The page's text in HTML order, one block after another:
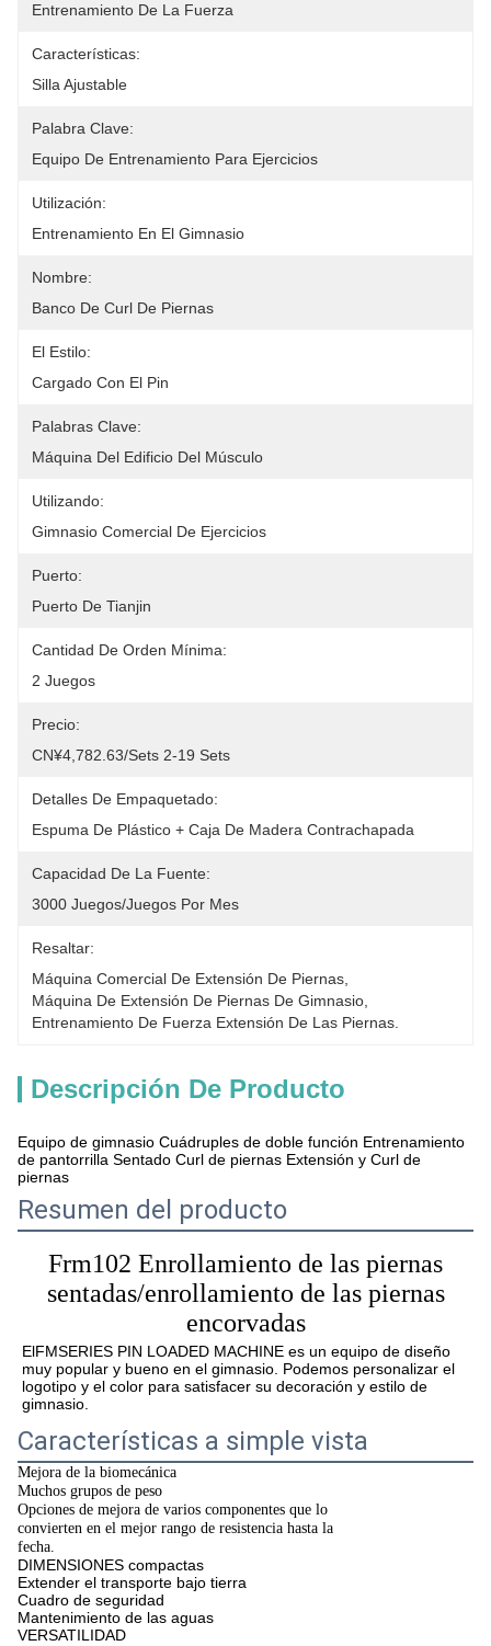
Entrenamiento De La Fuerza
Características:
Silla Ajustable
Palabra Clave:
Equipo De Entrenamiento Para Ejercicios
Utilización:
Entrenamiento En El Gimnasio
Nombre:
Banco De Curl De Piernas
El Estilo:
Cargado Con El Pin
Palabras Clave:
Máquina Del Edificio Del Músculo
Utilizando:
Gimnasio Comercial De Ejercicios
Puerto:
Puerto De Tianjin
Cantidad De Orden Mínima:
2 Juegos
Precio:
CN¥4,782.63/sets 2-19 Sets
Detalles De Empaquetado:
Espuma De Plástico + Caja De Madera Contrachapada
Capacidad De La Fuente:
3000 Juegos/juegos Por Mes
Resaltar:
Máquina Comercial De Extensión De Piernas
Máquina De Extensión De Piernas De Gimnasio
Entrenamiento De Fuerza Extensión De Las Piernas.
Descripción De Producto
Equipo de gimnasio Cuádruples de doble función Entrenamiento
de pantorrilla Sentado Curl de piernas Extensión y Curl de
piernas
Resumen del producto
Frm102 Enrollamiento de las piernas
sentadas/enrollamiento de las piernas
encorvadas
ElFMSERIES PIN LOADED MACHINE es un equipo de diseño
muy popular y bueno en el gimnasio. Podemos personalizar el
logotipo y el color para satisfacer su decoración y estilo de
gimnasio.
Características a simple vista
Mejora de la biomecánica
Muchos grupos de peso
Opciones de mejora de varios componentes que lo
convierten en el mejor rango de resistencia hasta la
fecha.
DIMENSIONES compactas
Extender el transporte bajo tierra
Cuadro de seguridad
Mantenimiento de las aguas
VERSATILIDAD